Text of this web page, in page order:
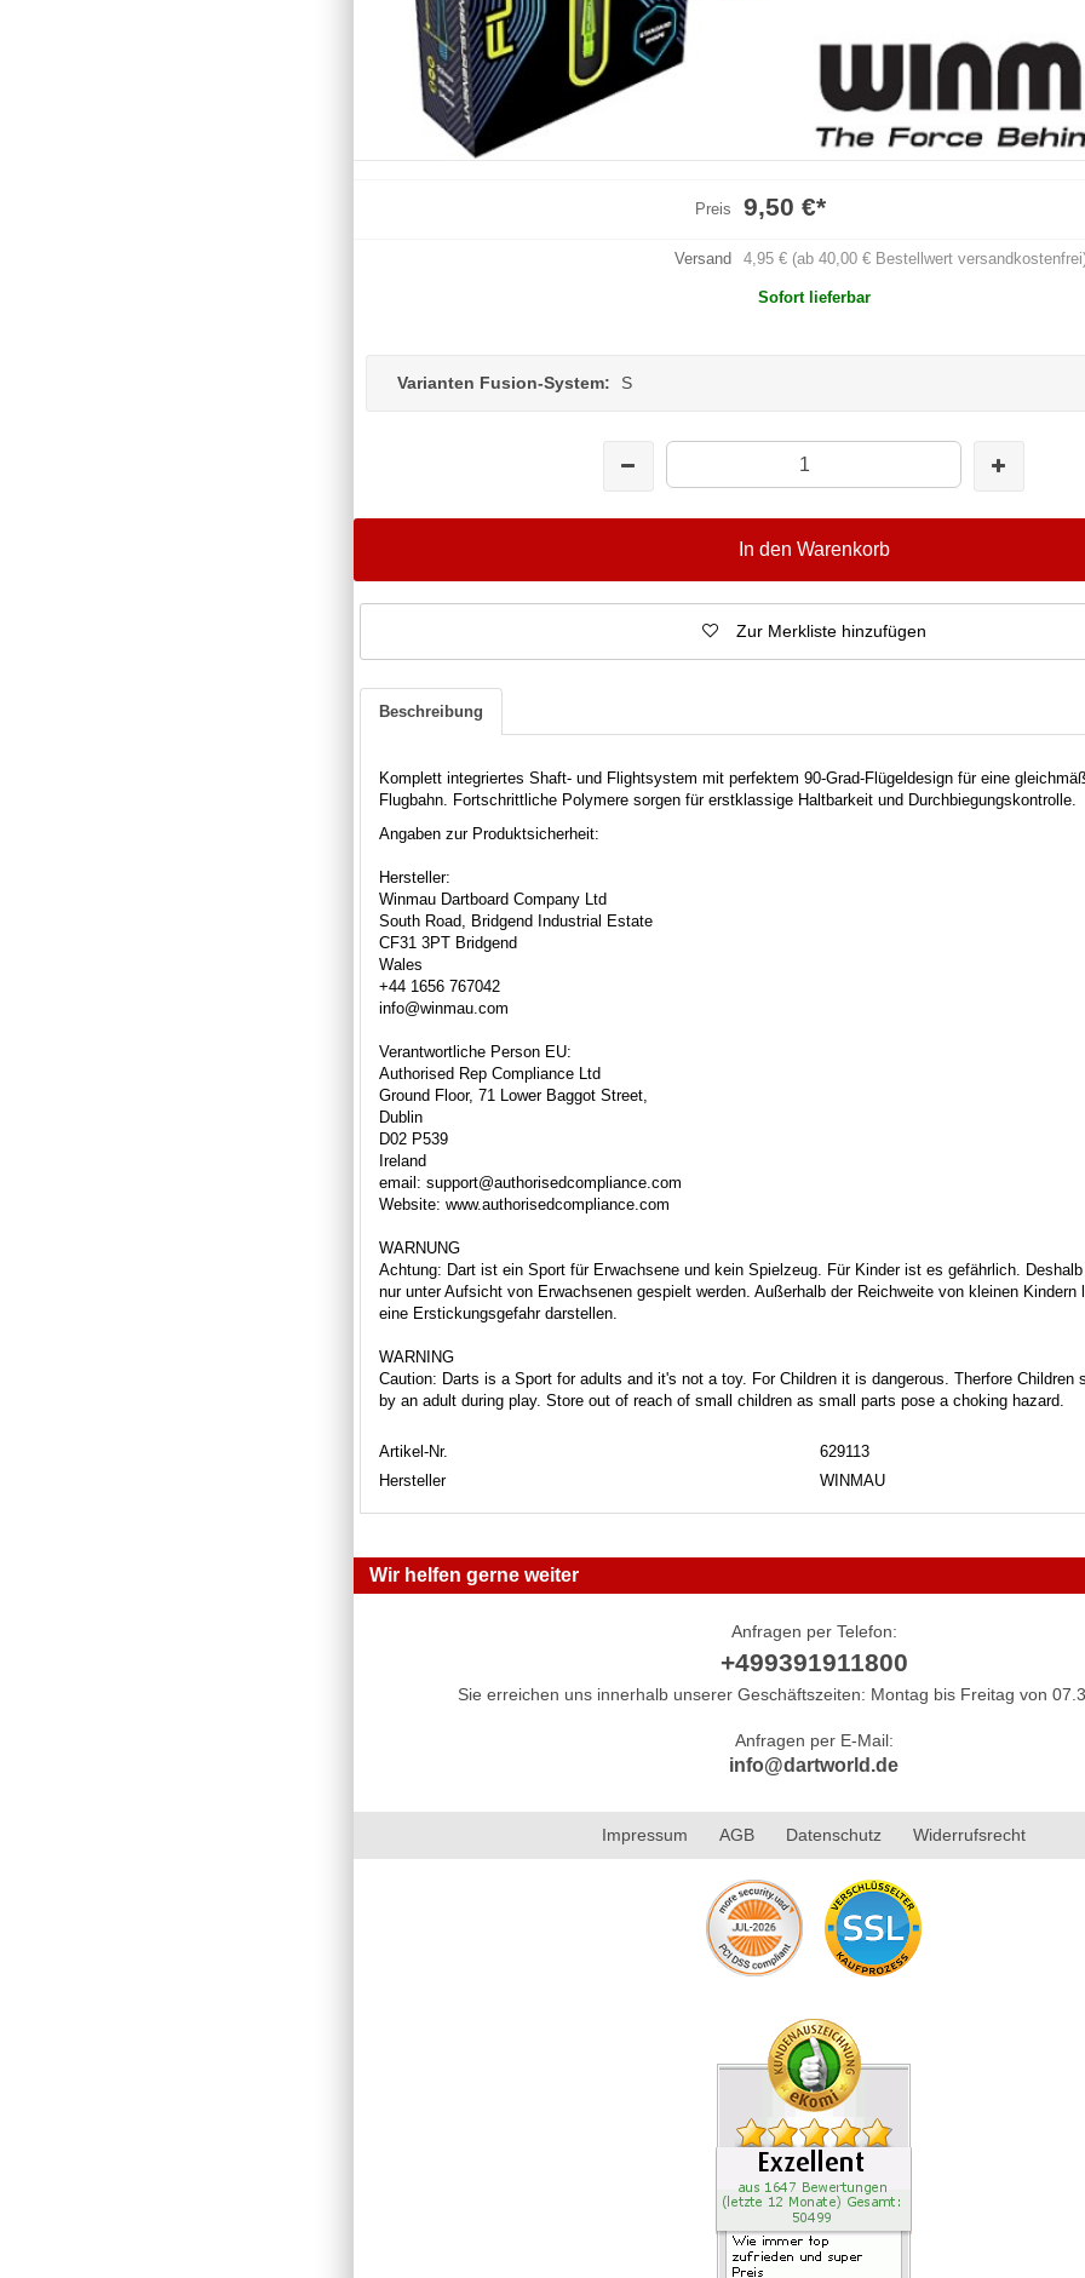
Preis 9,50 €*
Versand 4,95 € (ab 40,00 € Bestellwert
Sofort lieferbar
Varianten Fusion-System: S
In den Warenkorb
Zur Merkliste hinzufügen
Beschreibung
Komplett integriertes Shaft- und Flightsystem mit perfektem 90-Grad-Flügeldesign für eine
Flugbahn. Fortschrittliche Polymere sorgen für erstklassige Haltbarkeit und Durchbiegungskontrolle.
Angaben zur Produktsicherheit:
Hersteller:
Winmau Dartboard Company Ltd
South Road, Bridgend Industrial Estate
CF31 3PT Bridgend
Wales
+44 1656 767042
info@winmau.com
Verantwortliche Person EU:
Authorised Rep Compliance Ltd
Ground Floor, 71 Lower Baggot Street,
Dublin
D02 P539
Ireland
email: support@authorisedcompliance.com
Website: www.authorisedcompliance.com
WARNUNG
Achtung: Dart ist ein Sport für Erwachsene und kein Spielzeug. Für Kinder ist es gefährlich.
nur unter Aufsicht von Erwachsenen gespielt werden. Außerhalb der Reichweite von kleinen Kindern
eine Erstickungsgefahr darstellen.
WARNING
Caution: Darts is a Sport for adults and it's not a toy. For Children it is dangerous. Therfore Children
by an adult during play. Store out of reach of small children as small parts pose a choking hazard.
Artikel-Nr.
629113
Hersteller
WINMAU
Wir helfen gerne weiter
Anfragen per Telefon:
+499391911800
Sie erreichen uns innerhalb unserer Geschäftszeiten: Montag bis Freitag von
Anfragen per E-Mail:
info@dartworld.de
Impressum AGB Datenschutz Widerrufsrecht